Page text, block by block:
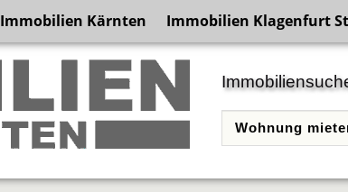
Immobilien Kärnten Immobilien Klagenfurt